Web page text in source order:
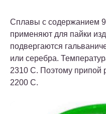
Сплавы с содержанием
применяют для пайки
подвергаются
или серебра.
2310 С. Поэтому припой
2200 С.